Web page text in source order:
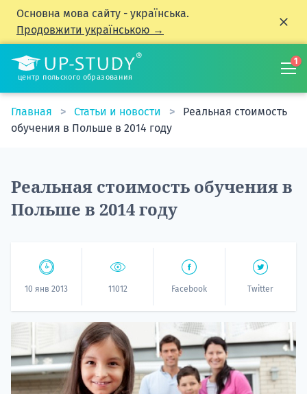
Основна мова сайту - українська.
Продовжити українською →
центр польского образования
1
Главная Статьи и новости
Реальная стоимость
обучения в Польше в 2014 году
Реальная стоимость обучения в
Польше в 2014 году
10 янв 2013 11012 Facebook Twitter